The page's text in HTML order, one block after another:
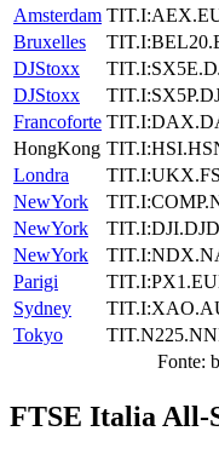
Amsterdam
Bruxelles
DJStoxx
DJStoxx
Francoforte
HongKong
Londra
NewYork
NewYork
TIT.I:DJI.DJD
NewYork
Parigi
Sydney
Tokyo
Fonte:
FTSE Italia All-